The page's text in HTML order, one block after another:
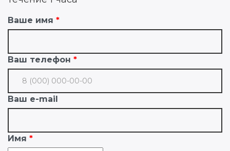
Ваше имя
Ваш телефон
Ваш e-mail
Имя